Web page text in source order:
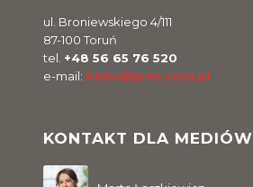
ul. Broniewskiego 4/111
87-100 Toruń
tel. +48 56 65 76 520
e-mail: biuro@pres.com.pl
KONTAKT DLA MEDIÓW